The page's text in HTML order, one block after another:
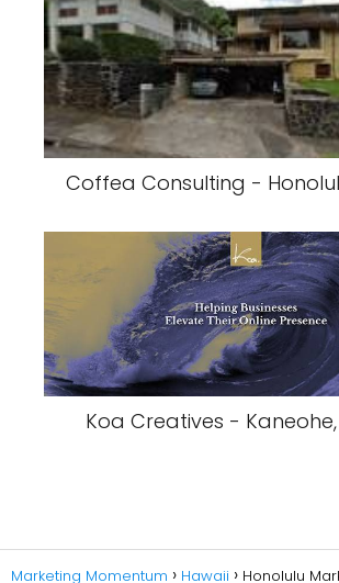
Coffea Consulting -
Koa Creatives -
Marketing Momentum Hawaii Honolulu